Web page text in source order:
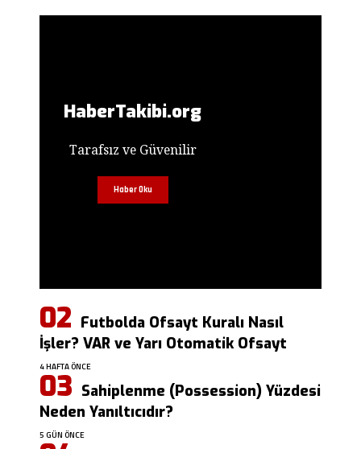
HaberTakibi.org
Tarafsız ve Güvenilir
Haber Oku
Futbolda Ofsayt Kuralı Nasıl
İşler? VAR ve Yarı Otomatik Ofsayt
4 HAFTA ÖNCE
Sahiplenme (Possession) Yüzdesi
Neden Yanıltıcıdır?
5 GÜN ÖNCE